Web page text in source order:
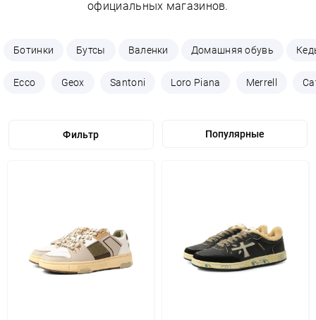
официальных магазинов.
Ботинки Бутсы Валенки Домашняя обувь
Ecco Geox Santoni Loro Piana Merrell
Фильтр